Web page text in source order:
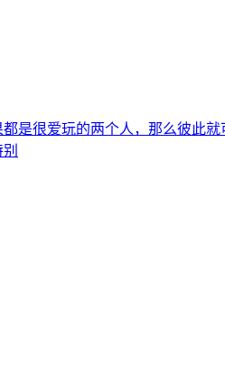
是很爱玩的两个人，那么彼此